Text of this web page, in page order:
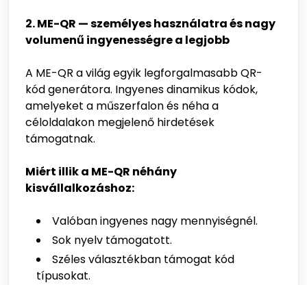
2. ME-QR — személyes használatra és nagy
volumenű ingyenességre a legjobb
A ME-QR a világ egyik legforgalmasabb QR-
kód generátora. Ingyenes dinamikus kódok,
amelyeket a műszerfalon és néha a
céloldalakon megjelenő hirdetések
támogatnak.
Miért illik a ME-QR néhány
kisvállalkozáshoz:
Valóban ingyenes nagy mennyiségnél.
Sok nyelv támogatott.
Széles választékban támogat kód
típusokat.